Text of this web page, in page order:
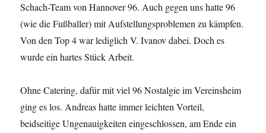
Schach-Team von Hannover 96. Auch gegen uns hatte 96
(wie die Fußballer) mit Aufstellungsproblemen zu kämpfen.
Von den Top 4 war lediglich V. Ivanov dabei. Doch es
wurde ein hartes Stück Arbeit.
Ohne Catering, dafür mit viel 96 Nostalgie im Vereinsheim
ging es los. Andreas hatte immer leichten Vorteil,
beidseitige Ungenauigkeiten eingeschlossen, am Ende ein